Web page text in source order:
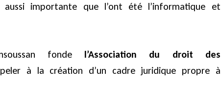
aussi importante que l’ont été l’informatique et
fonde l’Association du droit des
à la création d’un cadre juridique propre à